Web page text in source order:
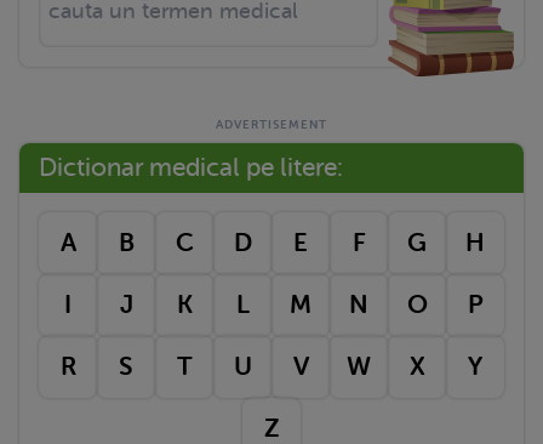
Dictionar medical pe litere:
A B C D E F G H
I J K L M N O P
R S T U V W X Y
Z